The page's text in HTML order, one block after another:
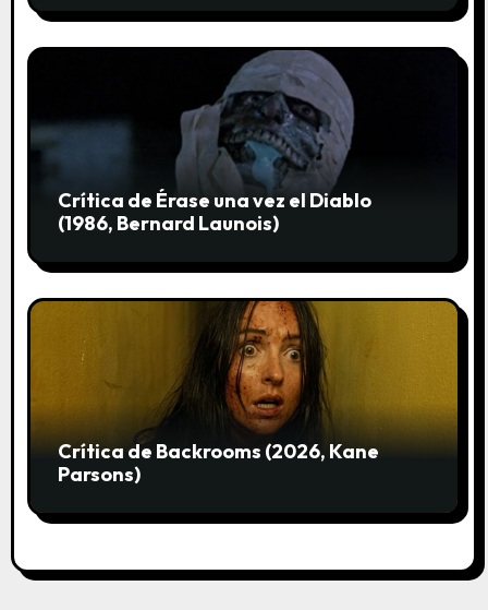
d
s
Crítica de Érase una vez el Diablo
(1986, Bernard Launois)
Crítica de Backrooms (2026, Kane
Parsons)